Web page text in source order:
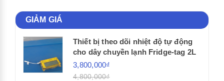
GIẢM GIÁ
Thiết bị theo dõi nhiệt độ tự động
cho dây chuyền lạnh Fridge-tag 2L
3,800,000₫
4,800,000₫